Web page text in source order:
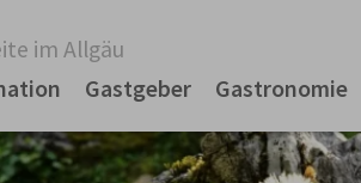
im Allgäu
Gastgeber Gastronomie